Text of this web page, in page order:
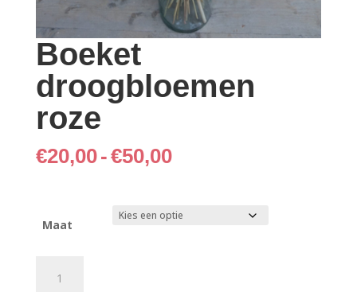
Boeket
droogbloemen
roze
€20,00-€50,00Prijsklasse:
€50,00
Maat
droogbloemen